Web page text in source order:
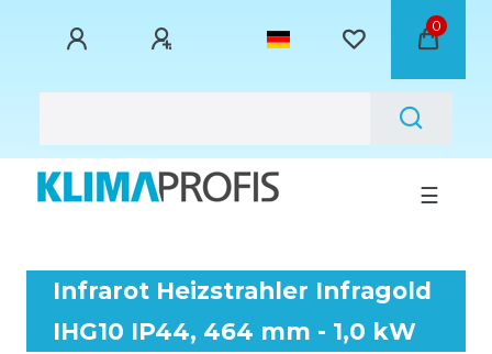
0
☰
Infrarot Heizstrahler Infragold
IHG10 IP44, 464 mm - 1,0 kW